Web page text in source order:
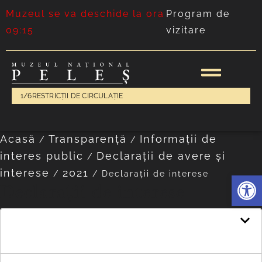
Muzeul se va deschide la ora
09:15
Program de
vizitare
1/6 RESTRICȚII DE CIRCULAȚIE
Acasă / Transparență / Informații de
interes public
/ Declarații de avere și
interese
/ 2021 / Declarații de interese